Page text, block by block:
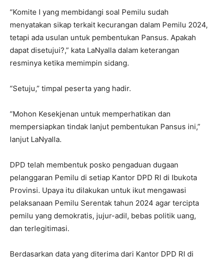
“Komite I yang membidangi soal Pemilu sudah
menyatakan sikap terkait kecurangan dalam Pemilu 2024,
tetapi ada usulan untuk pembentukan Pansus. Apakah
dapat disetujui?,” kata LaNyalla dalam keterangan
resminya ketika memimpin sidang.
“Setuju,” timpal peserta yang hadir.
“Mohon Kesekjenan untuk memperhatikan dan
mempersiapkan tindak lanjut pembentukan Pansus ini,”
lanjut LaNyalla.
DPD telah membentuk posko pengaduan dugaan
pelanggaran Pemilu di setiap Kantor DPD RI di Ibukota
Provinsi. Upaya itu dilakukan untuk ikut mengawasi
pelaksanaan Pemilu Serentak tahun 2024 agar tercipta
pemilu yang demokratis, jujur-adil, bebas politik uang,
dan terlegitimasi.
Berdasarkan data yang diterima dari Kantor DPD RI di